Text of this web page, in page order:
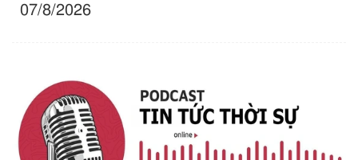
07/8/2026